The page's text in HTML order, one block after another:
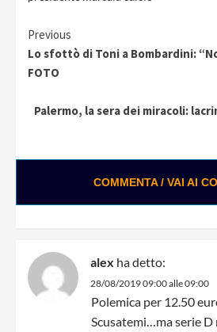
Continue
Reading
Previous
Lo sfottò di Toni a Bombardini:
FOTO
Palermo, la sera dei miracoli:
COMMENTA / VAI AI
alex ha detto:
28/08/2019 09:00 alle 09:00
Polemica per 12.50
Scusatemi…ma serie